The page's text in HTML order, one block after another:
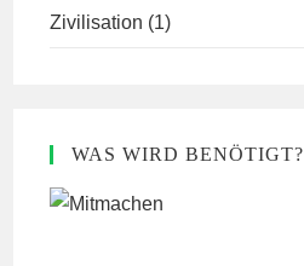
Zivilisation (1)
WAS WIRD BENÖTIGT?